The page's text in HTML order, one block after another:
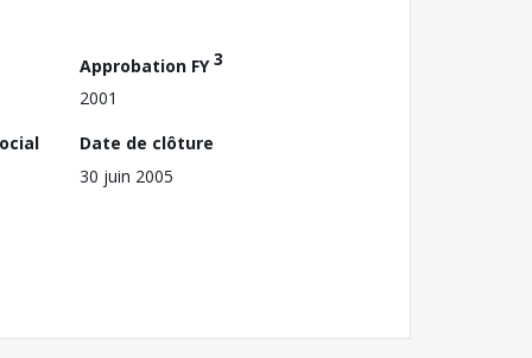
Approbation FY3
2001
Date de clôture
30 juin 2005